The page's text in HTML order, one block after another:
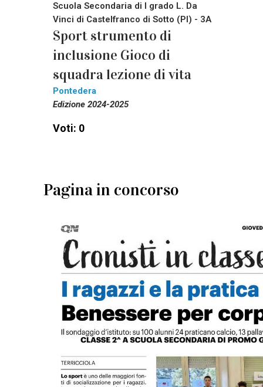
Scuola Secondaria di I grado L. Da
Vinci di Castelfranco di Sotto (PI) - 3A
Sport strumento di
inclusione Gioco di
squadra lezione di vita
Pontedera
Edizione 2024-2025
Voti: 0
Pagina in concorso